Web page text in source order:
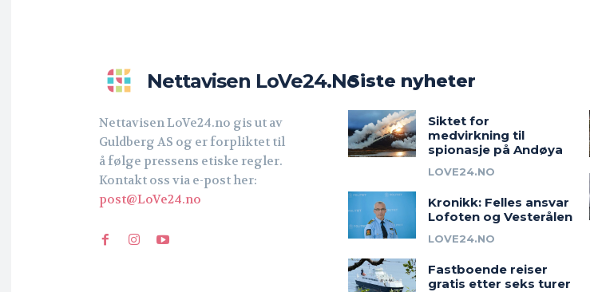
Nettavisen LoVe24.no
Nettavisen LoVe24.no gis ut av
Guldberg AS og er forpliktet til
å følge pressens etiske regler.
Kontakt oss via e-post her:
post@LoVe24.no
Siste nyheter
Siktet for
medvirkning til
spionasje på Andøya
LOVE24.NO
Kronikk: Felles ansvar
Lofoten og Vesterålen
LOVE24.NO
Fastboende reiser
gratis etter seks turer